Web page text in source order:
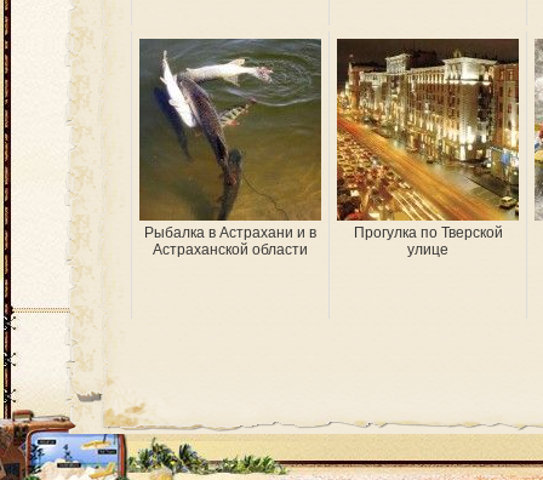
Рыбалка в Астрахани и в
Астраханской области
Прогулка по Тверской
улице